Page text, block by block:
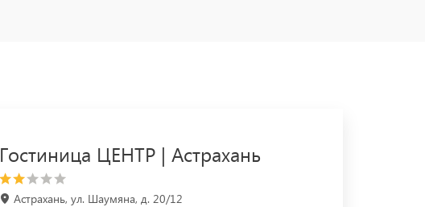
Гостиница ЦЕНТР | Астрахань
Астрахань, ул. Шаумяна, д. 20/12